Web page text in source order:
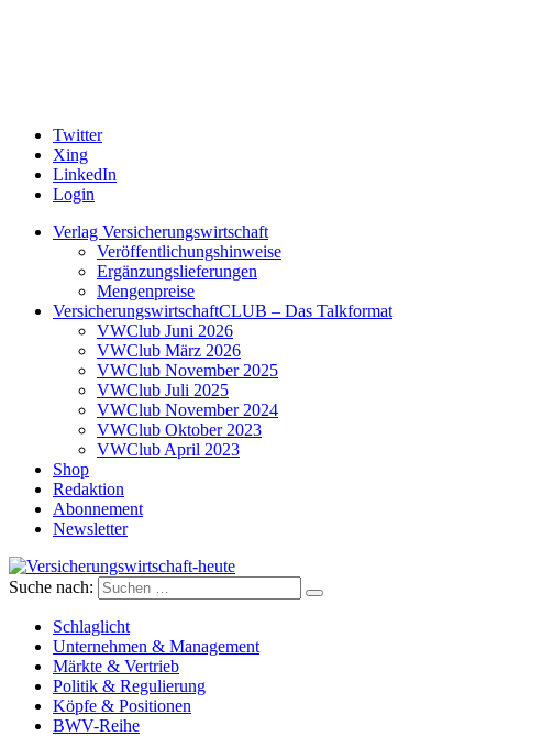
Twitter
Xing
LinkedIn
Login
Verlag Versicherungswirtschaft
Veröffentlichungshinweise
Ergänzungslieferungen
Mengenpreise
VersicherungswirtschaftCLUB – Das Talkformat
VWClub Juni 2026
VWClub März 2026
VWClub November 2025
VWClub Juli 2025
VWClub November 2024
VWClub Oktober 2023
VWClub April 2023
Shop
Redaktion
Abonnement
Newsletter
Versicherungswirtschaft-heute
Suche nach:
Schlaglicht
Unternehmen & Management
Märkte & Vertrieb
Politik & Regulierung
Köpfe & Positionen
BWV-Reihe